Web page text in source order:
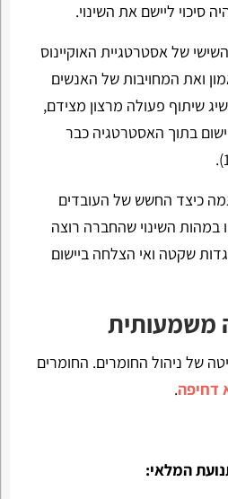
סיכוי ליישם את השינוי.
של אסטרטגיית האוקיינוס
ואת המחויבות של האנשים
שיתוף פעולה מרצון מצידם,
בתוך האסטרטגיה כבר
כיצד החשש של העובדים
במהות השינוי שהחברה רוצה
שקטה ואי הצלחה ביישום
משמעותית
של ניהול החומרים. החומרים
דחיפה.
המלאי: